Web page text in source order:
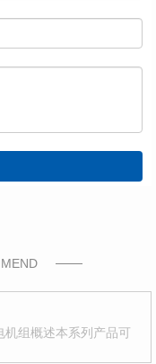
组概述本系列产品可